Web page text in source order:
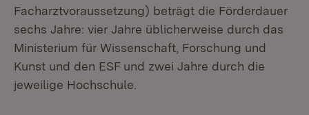
Facharztvoraussetzung) beträgt die Förderdauer
sechs Jahre: vier Jahre üblicherweise durch das
Ministerium für Wissenschaft, Forschung und
Kunst und den ESF und zwei Jahre durch die
jeweilige Hochschule.